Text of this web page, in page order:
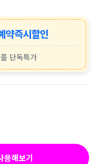
약즉시할인
단독특가
용해보기